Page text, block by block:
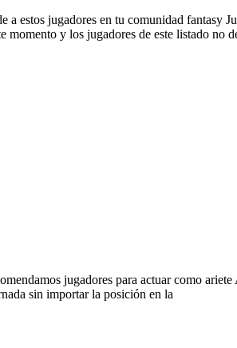
jugadores en tu comunidad fantasy
momento y los jugadores de este listado no
jugadores para actuar como
sin importar la posición en la